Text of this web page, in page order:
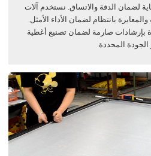
لضمان الدقة والاتساق. نستخدم آلات
بانتظام لضمان الأداء الأمثل.
بإرشادات صارمة لضمان تصنيع أغطية
الجودة المحددة.